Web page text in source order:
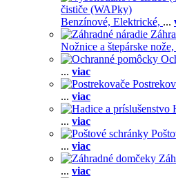
čističe (WAPky)
Benzínové, Elektrické, ...
Nožnice a štepárske nože,
... viac
... viac
... viac
... viac
... viac